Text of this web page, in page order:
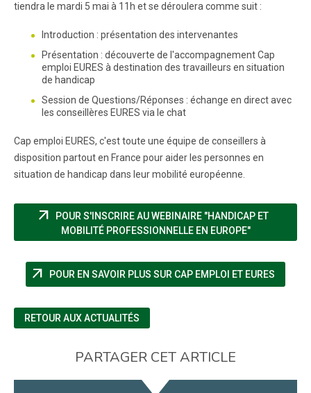
tiendra le mardi 5 mai à 11h et se déroulera comme suit :
Introduction : présentation des intervenantes
Présentation : découverte de l'accompagnement Cap
emploi EURES à destination des travailleurs en situation
de handicap
Session de Questions/Réponses : échange en direct avec
les conseillères EURES via le chat
Cap emploi EURES, c'est toute une équipe de conseillers à
disposition partout en France pour aider les personnes en
situation de handicap dans leur mobilité européenne.
arrow_outward
POUR S'INSCRIRE AU WEBINAIRE "HANDICAP ET
MOBILITÉ PROFESSIONNELLE EN EUROPE"(NOUVELLE
arrow_outward POUR EN SAVOIR PLUS SUR CAP EMPLOI ET EURES
RETOUR AUX ACTUALITÉS
PARTAGER CET ARTICLE